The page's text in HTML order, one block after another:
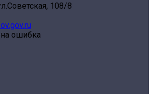
108/8
ошибка